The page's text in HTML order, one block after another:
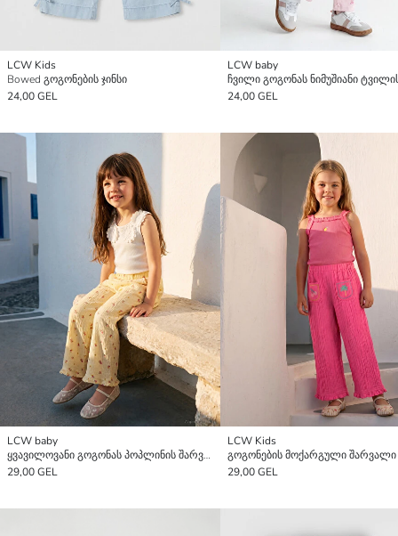
LCW Kids
Bowed გოგონების ჯინსი
24,00 GEL
LCW baby
24,00 GEL
LCW baby
ყვავილოვანი გოგონას პოპლინის შარვალი
29,00 GEL
LCW Kids
გოგონების მოქარგული შარვალი
29,00 GEL